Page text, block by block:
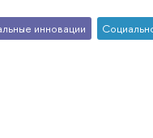
инновации